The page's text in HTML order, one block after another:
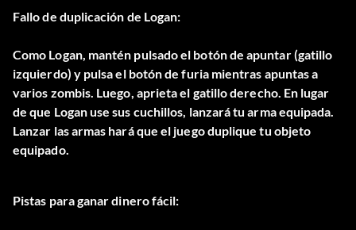
Fallo de duplicación de Logan:
Como Logan, mantén pulsado el botón de apuntar (gatillo
izquierdo) y pulsa el botón de furia mientras apuntas a
varios zombis. Luego, aprieta el gatillo derecho. En lugar
de que Logan use sus cuchillos, lanzará tu arma equipada.
Lanzar las armas hará que el juego duplique tu objeto
equipado.
Pistas para ganar dinero fácil: